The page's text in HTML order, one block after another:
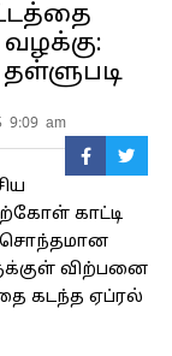
வழக்கு:
9:09 am
காட்டி
சொந்தமான
விற்பனை
கடந்த ஏப்ரல்